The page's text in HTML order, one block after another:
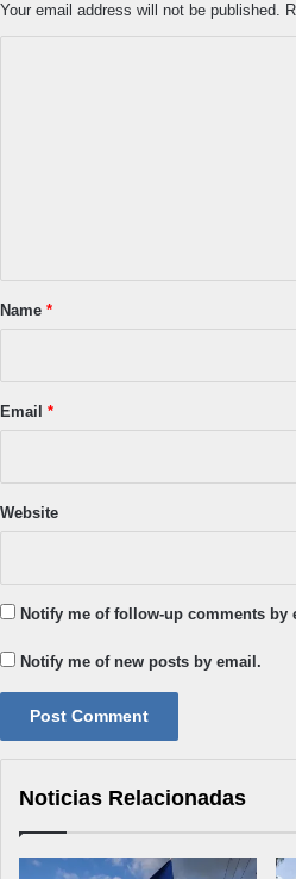
Your email address will not be published.
*Name *
Email *
Website
Notify me of follow-up comments by
Notify me of new posts by email.
Noticias Relacionadas